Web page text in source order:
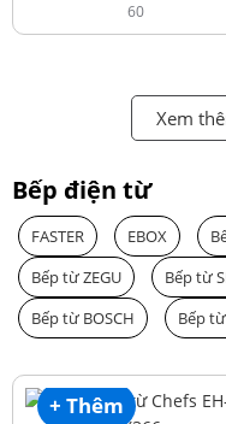
60
Xem
Bếp điện từ
FASTER EBOX
Bếp từ ZEGU
Bếp từ
Bếp từ BOSCH
Bếp
+ Thêm